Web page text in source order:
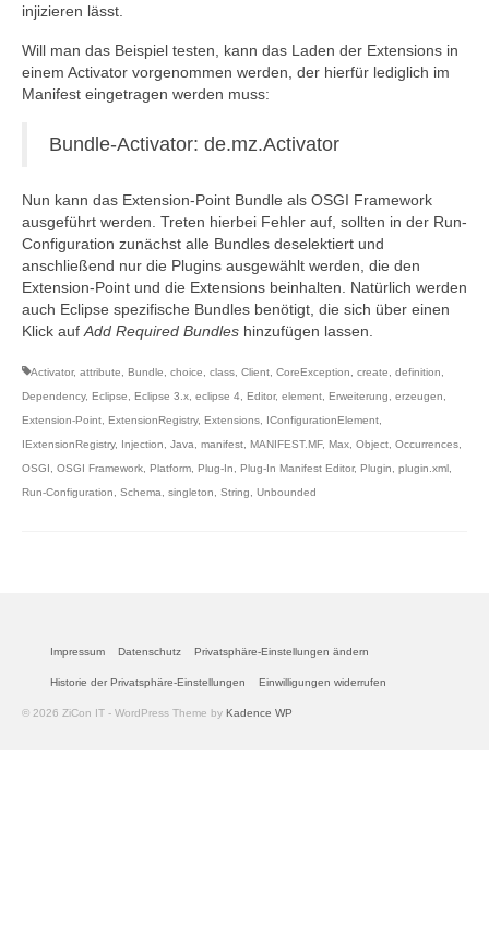
injizieren lässt.
Will man das Beispiel testen, kann das Laden der Extensions in
einem Activator vorgenommen werden, der hierfür lediglich im
Manifest eingetragen werden muss:
Bundle-Activator: de.mz.Activator
Nun kann das Extension-Point Bundle als OSGI Framework
ausgeführt werden. Treten hierbei Fehler auf, sollten in der Run-
Configuration zunächst alle Bundles deselektiert und
anschließend nur die Plugins ausgewählt werden, die den
Extension-Point und die Extensions beinhalten. Natürlich werden
auch Eclipse spezifische Bundles benötigt, die sich über einen
Klick auf Add Required Bundles hinzufügen lassen.
Activator, attribute Bundle choice class Client CoreException create definition
Dependency, Eclipse Eclipse 3.x eclipse 4 Editor, element Erweiterung erzeugen
Extension-Point ExtensionRegistry, Extensions IConfigurationElement
IExtensionRegistry, Injection Java manifest MANIFEST.MF, Max Object Occurrences
OSGI
OSGI Framework Platform Plug-In Plug-In Manifest Editor, Plugin plugin.xml
Run-Configuration
Schema singleton String Unbounded
Impressum Datenschutz Privatsphäre-Einstellungen ändern
Historie der Privatsphäre-Einstellungen Einwilligungen widerrufen
© 2026 ZiCon IT - WordPress Theme by Kadence WP